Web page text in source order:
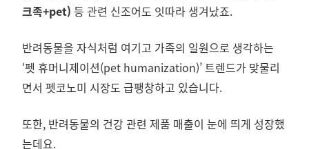
크족+pet) 등 관련 신조어도 잇따라 생겨났죠.
반려동물을 자식처럼 여기고 가족의 일원으로 생각하는
‘펫 휴머니제이션(pet humanization)’ 트렌드가 맞물리
면서 펫코노미 시장도 급팽창하고 있습니다.
또한, 반려동물의 건강 관련 제품 매출이 눈에 띄게 성장했
는데요.